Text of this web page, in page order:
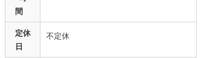
間
定休
日
不定休